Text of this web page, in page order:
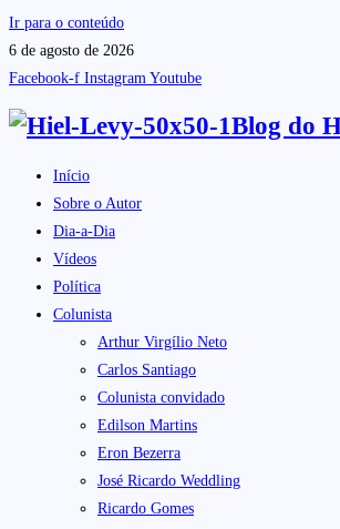
Ir para o conteúdo
6 de agosto de 2026
Facebook-f Instagram Youtube
Blog do
Início
Sobre o Autor
Dia-a-Dia
Vídeos
Política
Colunista
Arthur Virgílio Neto
Carlos Santiago
Colunista convidado
Edilson Martins
Eron Bezerra
José Ricardo Weddling
Ricardo Gomes